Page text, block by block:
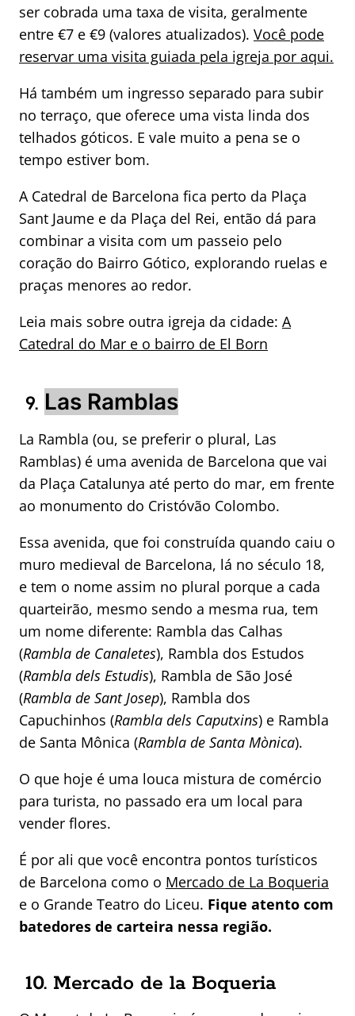
ser cobrada uma taxa de visita, geralmente
entre €7 e €9 (valores atualizados). Você pode
reservar uma visita guiada pela igreja por aqui.
Há também um ingresso separado para subir
no terraço, que oferece uma vista linda dos
telhados góticos. E vale muito a pena se o
tempo estiver bom.
A Catedral de Barcelona fica perto da Plaça
Sant Jaume e da Plaça del Rei, então dá para
combinar a visita com um passeio pelo
coração do Bairro Gótico, explorando ruelas e
praças menores ao redor.
Leia mais sobre outra igreja da cidade: A
Catedral do Mar e o bairro de El Born
9. Las Ramblas
La Rambla (ou, se preferir o plural, Las
Ramblas) é uma avenida de Barcelona que vai
da Plaça Catalunya até perto do mar, em frente
ao monumento do Cristóvão Colombo.
Essa avenida, que foi construída quando caiu o
muro medieval de Barcelona, lá no século 18,
e tem o nome assim no plural porque a cada
quarteirão, mesmo sendo a mesma rua, tem
um nome diferente: Rambla das Calhas
(Rambla de Canaletes), Rambla dos Estudos
(Rambla dels Estudis), Rambla de São José
(Rambla de Sant Josep), Rambla dos
Capuchinhos (Rambla dels Caputxins) e Rambla
de Santa Mônica (Rambla de Santa Mònica).
O que hoje é uma louca mistura de comércio
para turista, no passado era um local para
vender flores.
É por ali que você encontra pontos turísticos
de Barcelona como o Mercado de La Boqueria
e o Grande Teatro do Liceu. Fique atento com
batedores de carteira nessa região.
10. Mercado de la Boqueria